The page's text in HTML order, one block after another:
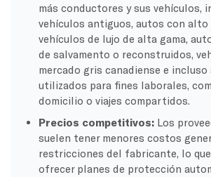
más conductores y sus vehículos,
vehículos antiguos, autos con alto
vehículos de lujo de alta gama,
de salvamento o reconstruidos,
mercado gris canadiense e incluso
utilizados para fines laborales,
domicilio o viajes compartidos.
Precios competitivos: Los
suelen tener menores costos
restricciones del fabricante, lo
ofrecer planes de protección